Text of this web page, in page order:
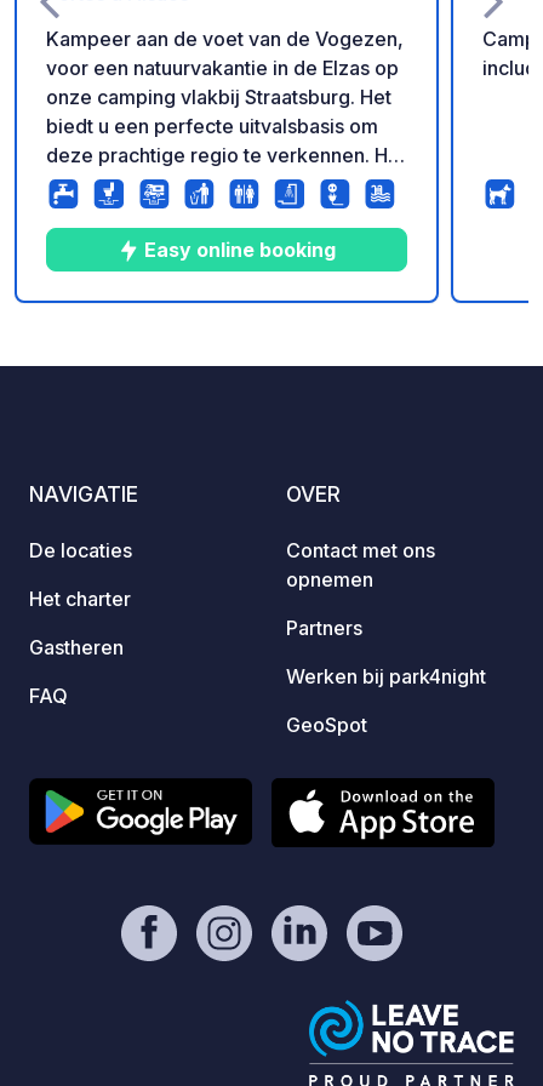
Kampeer aan de voet van de Vogezen,
voor een natuurvakantie in de Elzas op
onze camping vlakbij Straatsburg. Het
biedt u een perfecte uitvalsbasis om
deze prachtige regio te verkennen. Het
uitzonderlijke panorama biedt u vanuit
uw bosrijke ligging een
adembenemend uitzicht op het
Château du Haut-Barr. Een magische
omgeving voor een vakantie midden in
Easy online booking
NAVIGATIE
De locaties
Het charter
Gastheren
FAQ
OVER
Contact met ons
opnemen
Partners
Werken bij park4night
GeoSpot